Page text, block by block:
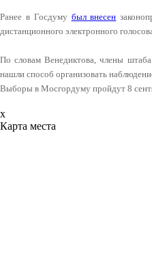
Ранее в Госдуму был внесен
дистанционного электронного
По словам Венедиктова, члены
нашли способ организовать
Выборы в Мосгордуму пройдут 8
x
Карта места